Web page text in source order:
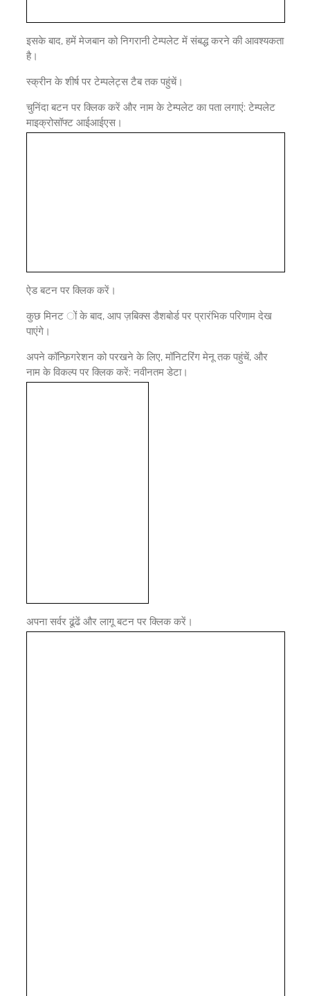
इसके बाद, हमें मेजबान को निगरानी टेम्पलेट में संबद्ध करने की आवश्यकता
है।
स्क्रीन के शीर्ष पर टेम्पलेट्स टैब तक पहुंचें।
चुनिंदा बटन पर क्लिक करें और नाम के टेम्पलेट का पता लगाएं: टेम्पलेट
माइक्रोसॉफ्ट आईआईएस।
ऐड बटन पर क्लिक करें।
कुछ मिनट ों के बाद, आप ज़बिक्स डैशबोर्ड पर प्रारंभिक परिणाम देख
पाएंगे।
अपने कॉन्फ़िगरेशन को परखने के लिए, मॉनिटरिंग मेनू तक पहुंचें, और
नाम के विकल्प पर क्लिक करें: नवीनतम डेटा।
अपना सर्वर ढूंढें और लागू बटन पर क्लिक करें।